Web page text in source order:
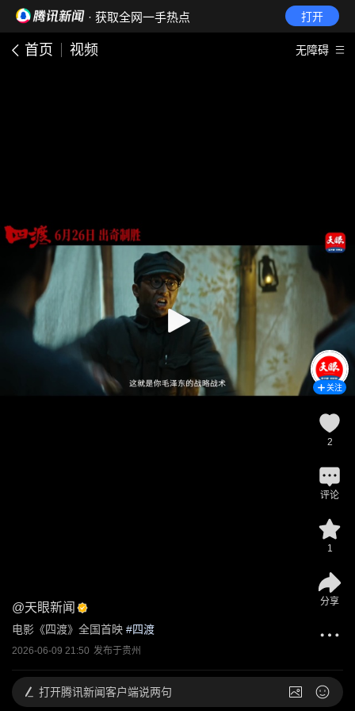
· 获取全网一手热点 打开
首页 视频 无障碍
@天眼新闻
电影《四渡》全国首映 #四渡
2026-06-09 21:50 发布于贵州
关注
2
评论
1
分享
打开腾讯新闻客户端说两句